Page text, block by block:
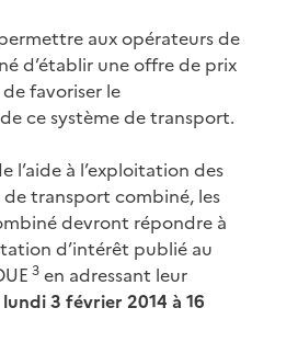
aux opérateurs de
d’établir une offre de prix
favoriser le
ce système de transport.
l’aide à l’exploitation des
de transport combiné, les
devront répondre à
d’intérêt publié au
3 en adressant leur
3 février 2014 à 16